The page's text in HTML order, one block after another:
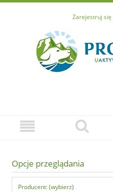
Zarejestruj się
Opcje przeglądania
Producent: (wybierz)